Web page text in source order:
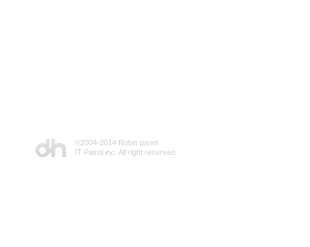
©2004-2014 Robin panel
IT Patrol inc. All right reserved.